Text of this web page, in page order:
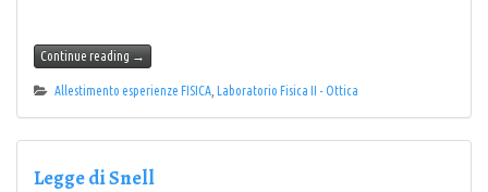
Continue reading →
Allestimento esperienze FISICA Laboratorio Fisica II - Ottica
Legge di Snell